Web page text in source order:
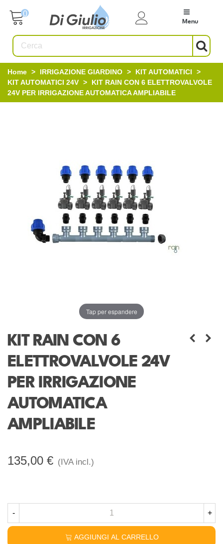
0
Menu
Home > IRRIGAZIONE GIARDINO > KIT AUTOMATICI
>
KIT AUTOMATICI 24V >
KIT RAIN CON 6 ELETTROVALVOLE
24V PER IRRIGAZIONE AUTOMATICA AMPLIABILE
Tap per espandere
KIT RAIN CON 6
ELETTROVALVOLE 24V
PER IRRIGAZIONE
AUTOMATICA
AMPLIABILE
135,00 € (IVA incl.)
- +
AGGIUNGI AL CARRELLO